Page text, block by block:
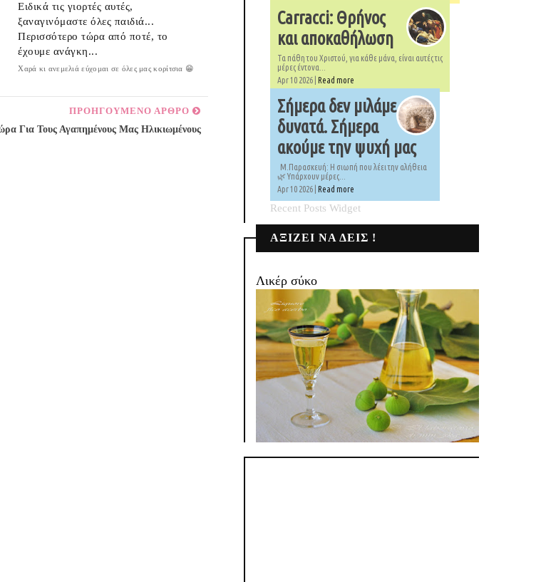
Ειδικά τις γιορτές αυτές,
ξαναγινόμαστε όλες παιδιά...
Περισσότερο τώρα από ποτέ, το
έχουμε ανάγκη...
Χαρά κι ανεμελιά εύχομαι σε όλες μας κορίτσια 😁
ΠΡΟΗΓΟΥΜΕΝΟ ΑΡΘΡΟ
Για Τους Αγαπημένους Μας Ηλικιωμένους
Carracci: Θρήνος
και αποκαθήλωση
Τα πάθη του Χριστού, για κάθε μάνα, είναι αυτές τις
μέρες έντονα...
Apr 10 2026 | Read more
Σήμερα δεν μιλάμε
δυνατά. Σήμερα
ακούμε την ψυχή μας
Μ.Παρασκευή: Η σιωπή που λέει την αλήθεια
🌿 Υπάρχουν μέρες...
Apr 10 2026 | Read more
Recent Posts Widget
ΑΞΙΖΕΙ ΝΑ ΔΕΙΣ !
Λικέρ σύκο